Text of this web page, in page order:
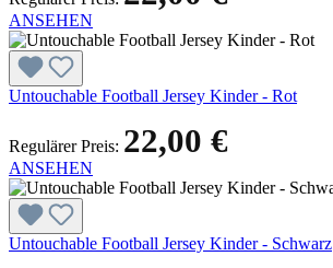
ANSEHEN
Untouchable Football Jersey Kinder - Rot
Regulärer Preis: 22,00 €
ANSEHEN
Untouchable Football Jersey Kinder - Schwarz